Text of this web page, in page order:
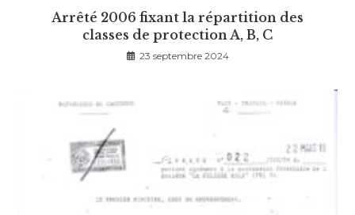
Arrêté 2006 fixant la répartition des
classes de protection A, B, C
23 septembre 2024